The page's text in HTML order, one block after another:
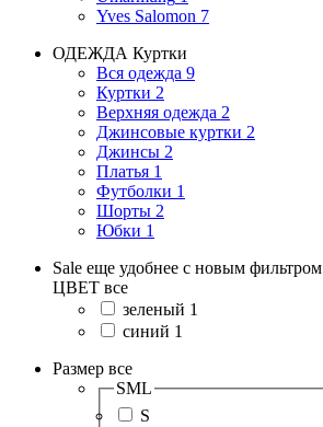
Yves Salomon 7
ОДЕЖДА Куртки
Вся одежда 9
Куртки 2
Верхняя одежда 2
Джинсовые куртки 2
Джинсы 2
Платья 1
Футболки 1
Шорты 2
Юбки 1
Sale еще удобнее с новым фильтром
ЦВЕТ все
зеленый 1
синий 1
Размер все
SML
S